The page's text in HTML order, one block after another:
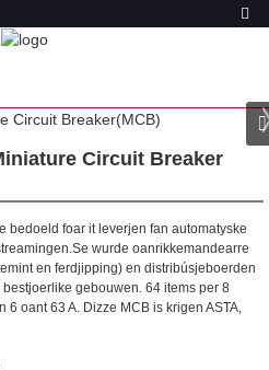
Circuit Breaker
bedoeld foar it leverjen fan automatyske
wurde oanrikkemandearre
en ferdjipping) en distribúsjeboerden
gebouwen. 64 items per 8
oant 63 A. Dizze MCB is krigen ASTA,